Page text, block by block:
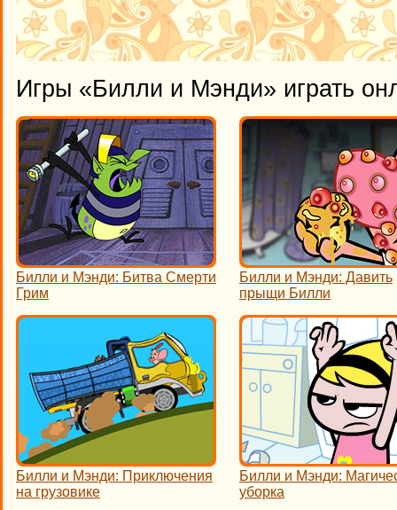
Игры «Билли и Мэнди» играть
Билли и Мэнди: Битва Смерти
Грим
Билли и Мэнди: Давить
прыщи Билли
Билли и Мэнди: Приключения
на грузовике
Билли и Мэнди:
уборка